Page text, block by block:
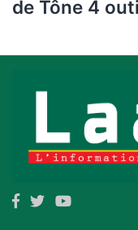
de Tône 4